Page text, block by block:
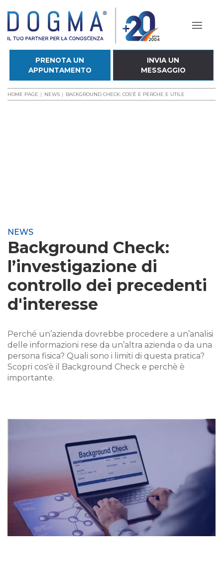
PRENOTA UN
APPUNTAMENTO
INVIA UN
MESSAGGIO
HOME PAGE NEWS BACKGROUND CHECK: COS'È E PERCHE E UTILE
NEWS
Background Check:
l’investigazione di
controllo dei precedenti
d'interesse
Perché un’azienda dovrebbe procedere a un’analisi
delle informazioni rese da un’altra azienda o da una
persona fisica? Quali sono i limiti di questa pratica?
Scopri cos'è il Background Check e perchè è
importante.